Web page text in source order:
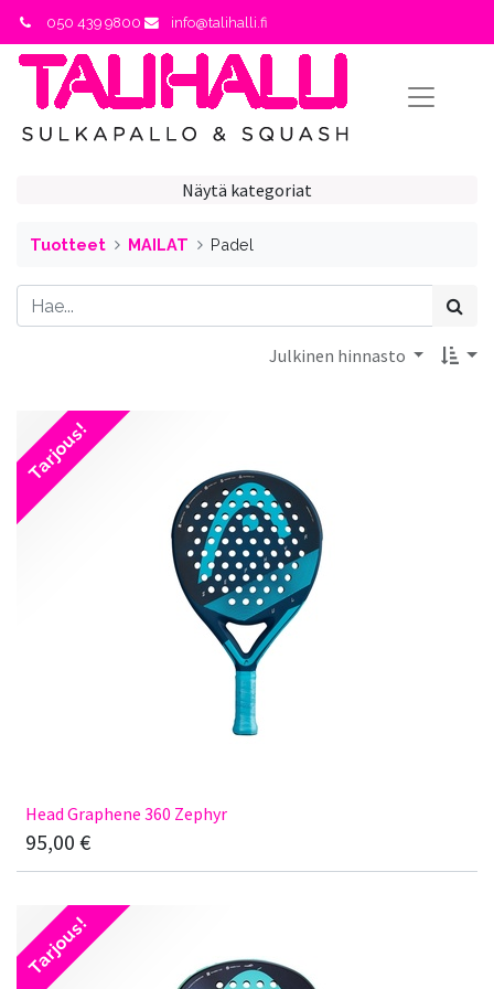
050 439 9800 info@talihalli.fi
Näytä kategoriat
Tuotteet MAILAT Padel
Julkinen hinnasto
Head Graphene 360 Zephyr
95,00 €
Tarjous!
Tarjous!